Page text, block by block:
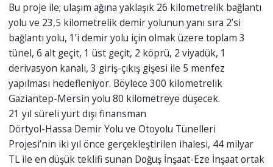
Bu proje ile; ulaşım ağına yaklaşık 26 kilometrelik bağlantı
yolu ve 23,5 kilometrelik demir yolunun yanı sıra 2’si
bağlantı yolu, 1’i demir yolu için olmak üzere toplam 3
tünel, 6 alt geçit, 1 üst geçit, 2 köprü, 2 viyadük, 1
derivasyon kanalı, 3 giriş-çıkış gişesi ile 5 menfez
yapılması hedefleniyor. Böylece 300 kilometrelik
Gaziantep-Mersin yolu 80 kilometreye düşecek.
21 yıl süreli yurt dışı finansman
Dörtyol-Hassa Demir Yolu ve Otoyolu Tünelleri
Projesi’nin iki yıl önce gerçekleştirilen ihalesi, 44 milyar
TL ile en düşük teklifi sunan Doğuş İnşaat-Eze İnşaat ortak